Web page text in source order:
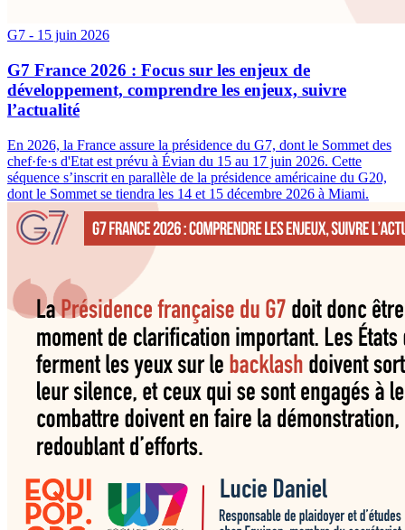
G7 - 15 juin 2026
G7 France 2026 : Focus sur les enjeux de
développement, comprendre les enjeux, suivre
l’actualité
En 2026, la France assure la présidence du G7, dont le Sommet des
chef·fe·s d'Etat est prévu à Évian du 15 au 17 juin 2026. Cette
séquence s’inscrit en parallèle de la présidence américaine du G20,
dont le Sommet se tiendra les 14 et 15 décembre 2026 à Miami.